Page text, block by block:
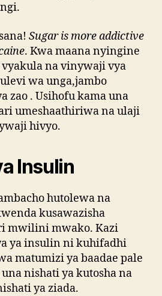
Sugar is more addictive
. Kwa maana nyingine
na vinywaji vya
wa unga,jambo
zao . Usihofu kama una
umeshaathiriwa na ulaji
hivyo.
Insulin
hutolewa na
kusawazisha
mwilini mwako. Kazi
ya insulin ni kuhifadhi
matumizi ya baadae pale
nishati ya kutosha na
ya ziada.